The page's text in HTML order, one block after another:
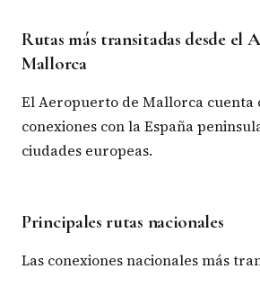
Rutas más transitadas desde el
Mallorca
El Aeropuerto de Mallorca cuenta
conexiones con la España
ciudades europeas.
Principales rutas nacionales
Las conexiones nacionales más